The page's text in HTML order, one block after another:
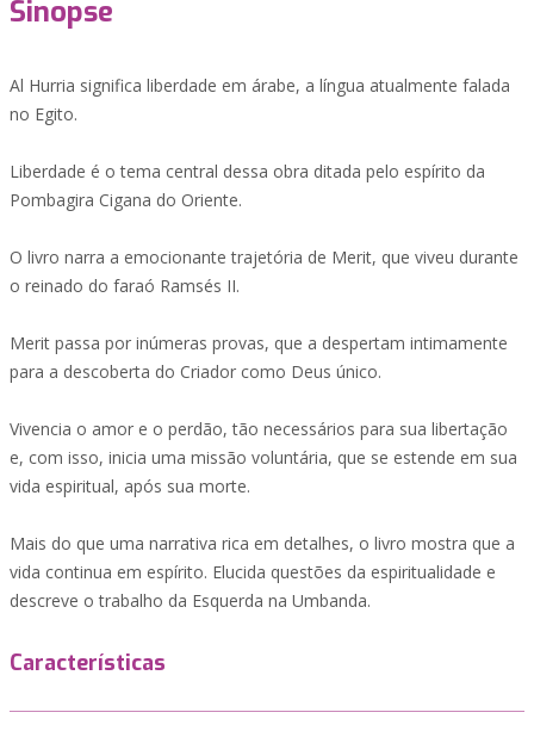
Sinopse
Al Hurria significa liberdade em árabe, a língua atualmente falada
no Egito.
Liberdade é o tema central dessa obra ditada pelo espírito da
Pombagira Cigana do Oriente.
O livro narra a emocionante trajetória de Merit, que viveu durante
o reinado do faraó Ramsés II.
Merit passa por inúmeras provas, que a despertam intimamente
para a descoberta do Criador como Deus único.
Vivencia o amor e o perdão, tão necessários para sua libertação
e, com isso, inicia uma missão voluntária, que se estende em sua
vida espiritual, após sua morte.
Mais do que uma narrativa rica em detalhes, o livro mostra que a
vida continua em espírito. Elucida questões da espiritualidade e
descreve o trabalho da Esquerda na Umbanda.
Características